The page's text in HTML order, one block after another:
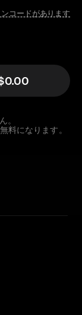
コードがあります
。
料になります。